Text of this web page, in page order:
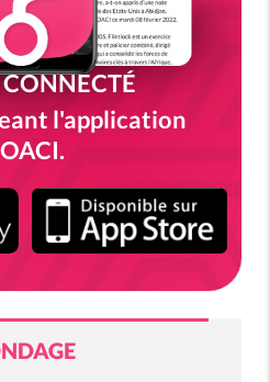
CONNECTÉ
l'application